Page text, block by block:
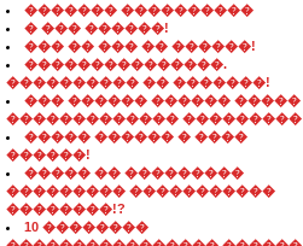
������� ����������
� ��� ������!
��� �� ��� �� ������!
���������������.
���������� �� �������!
��� ������ ������ �����
������������� ���������
����� ������ � ����
������!
����� �� ���������
��������� �����������
��������!?
10 ��������